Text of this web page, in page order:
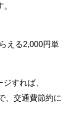
える2,000円単
すれば、
、交通費節約に